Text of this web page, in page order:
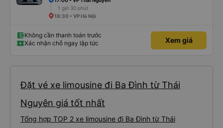
1 giờ 30 phút
18:30 • VP Hà Nội
Không cần thanh toán trước
Xác nhận chỗ ngay lập tức
Xem giá
Đặt vé xe limousine đi Ba Đình từ Thái
Nguyên giá tốt nhất
Tổng hợp TOP 2 xe limousine đi Ba Đình từ Thái